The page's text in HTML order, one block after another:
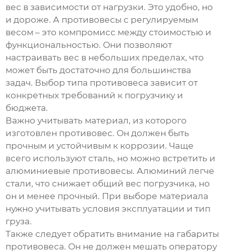
вес в зависимости от нагрузки. Это удобно, но
и дороже. А противовесы с регулируемым
весом – это компромисс между стоимостью и
функциональностью. Они позволяют
настраивать вес в небольших пределах, что
может быть достаточно для большинства
задач. Выбор типа противовеса зависит от
конкретных требований к погрузчику и
бюджета.
Важно учитывать материал, из которого
изготовлен противовес. Он должен быть
прочным и устойчивым к коррозии. Чаще
всего используют сталь, но можно встретить и
алюминиевые противовесы. Алюминий легче
стали, что снижает общий вес погрузчика, но
он и менее прочный. При выборе материала
нужно учитывать условия эксплуатации и тип
груза.
Также следует обратить внимание на габариты
противовеса. Он не должен мешать оператору